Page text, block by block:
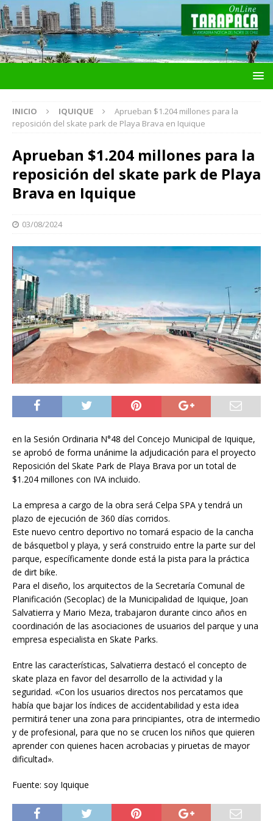
INICIO IQUIQUE
Aprueban $1.204 millones para la
reposición del skate park de Playa Brava en Iquique
Aprueban $1.204 millones para la
reposición del skate park de Playa
Brava en Iquique
03/08/2024
en la Sesión Ordinaria N°48 del Concejo Municipal de Iquique,
se aprobó de forma unánime la adjudicación para el proyecto
Reposición del Skate Park de Playa Brava por un total de
$1.204 millones con IVA incluido.
La empresa a cargo de la obra será Celpa SPA y tendrá un
plazo de ejecución de 360 días corridos.
Este nuevo centro deportivo no tomará espacio de la cancha
de básquetbol y playa, y será construido entre la parte sur del
parque, específicamente donde está la pista para la práctica
de dirt bike.
Para el diseño, los arquitectos de la Secretaría Comunal de
Planificación (Secoplac) de la Municipalidad de Iquique, Joan
Salvatierra y Mario Meza, trabajaron durante cinco años en
coordinación de las asociaciones de usuarios del parque y una
empresa especialista en Skate Parks.
Entre las características, Salvatierra destacó el concepto de
skate plaza en favor del desarrollo de la actividad y la
seguridad. «Con los usuarios directos nos percatamos que
había que bajar los índices de accidentabilidad y esta idea
permitirá tener una zona para principiantes, otra de intermedio
y de profesional, para que no se crucen los niños que quieren
aprender con quienes hacen acrobacias y piruetas de mayor
dificultad».
Fuente: soy Iquique